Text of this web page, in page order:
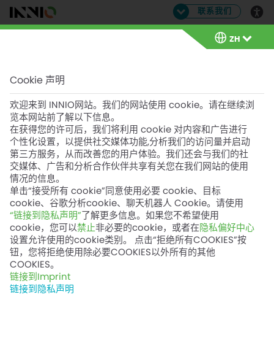
ZH
Cookie 声明
欢迎来到 INNIO网站。我们的网站使用 cookie。请在继续浏
览本网站前了解以下信息。
在获得您的许可后，我们将利用 cookie 对内容和广告进行
个性化设置，以提供社交媒体功能,分析我们的访问量并启动
第三方服务，从而改善您的用户体验。我们还会与我们的社
交媒体、广告和分析合作伙伴共享有关您在我们网站的使用
情况的信息。
单击“接受所有 cookie”同意使用必要 cookie、目标
cookie、谷歌分析cookie、聊天机器人 Cookie。请使用
“链接到隐私声明”了解更多信息。如果您不希望使用
cookie，您可以禁止非必要的cookie，或者在隐私偏好中心
设置允许使用的cookie类别。 点击“拒绝所有COOKIES”按
钮，您将拒绝使用除必要COOKIES以外所有的其他
COOKIES。
链接到Imprint
链接到隐私声明
联系我们
ZH
Case Study
Nakornrachasrima (EN)
案例分析
语言:英语
下载 打开